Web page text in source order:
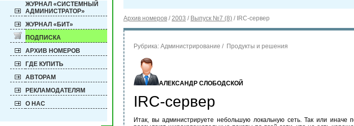
ЖУРНАЛ «СИСТЕМНЫЙ
АДМИНИСТРАТОР»
ЖУРНАЛ «БИТ»
ПОДПИСКА
АРХИВ НОМЕРОВ
ГДЕ КУПИТЬ
АВТОРАМ
РЕКЛАМОДАТЕЛЯМ
О НАС
Архив номеров / 2003 / Выпуск №7 (8) / IRC-cервер
Рубрика: Администрирование / Продукты и решения
АЛЕКСАНДР СЛОБОДСКОЙ
IRC-cервер
Итак, вы администрируете небольшую локальную сеть. Так или иначе